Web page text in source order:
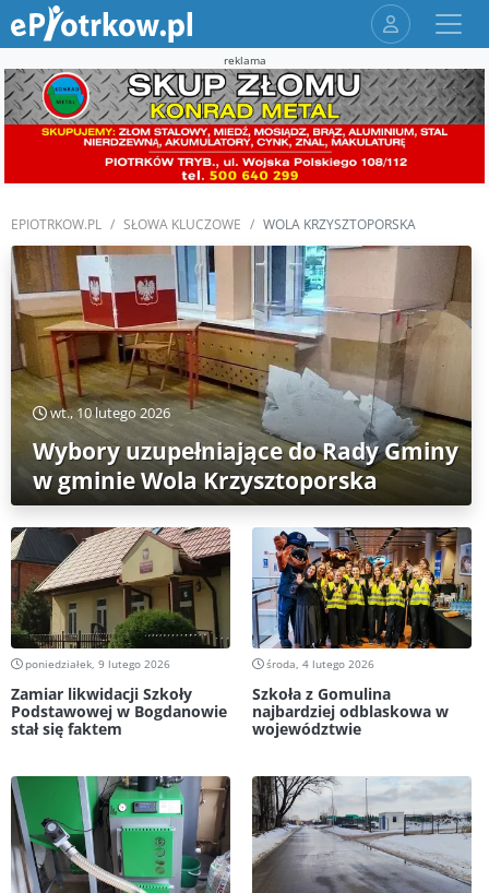
reklama
EPIOTRKOW.PL SŁOWA KLUCZOWE WOLA KRZYSZTOPORSKA
wt., 10 lutego 2026
Wybory uzupełniające do Rady Gminy
w gminie Wola Krzysztoporska
poniedziałek, 9 lutego 2026
Zamiar likwidacji Szkoły
Podstawowej w Bogdanowie
stał się faktem
środa, 4 lutego 2026
Szkoła z Gomulina
najbardziej odblaskowa w
województwie